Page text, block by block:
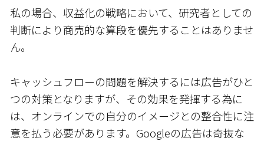
私の場合、収益化の戦略において、研究者としての
判断により商売的な算段を優先することはありませ
ん。
キャッシュフローの問題を解決するには広告がひと
つの対策となりますが、その効果を発揮する為に
は、オンラインでの自分のイメージとの整合性に注
意を払う必要があります。Googleの広告は奇抜な